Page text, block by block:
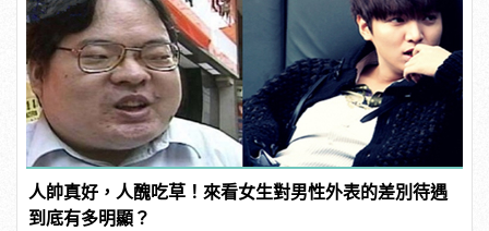
人帥真好，人醜吃草！來看女生對男性外表的差別待遇
到底有多明顯？